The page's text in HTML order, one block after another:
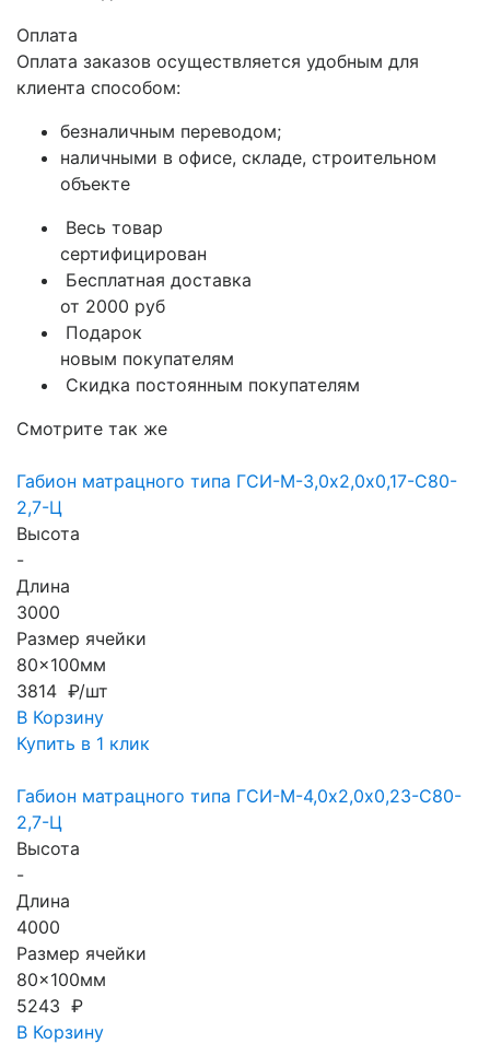
Оплата
Оплата заказов осуществляется удобным для
клиента способом:
безналичным переводом;
наличными в офисе, складе, строительном
объекте
Весь товар
сертифицирован
Бесплатная доставка
от 2000 руб
Подарок
новым покупателям
Скидка постоянным покупателям
Смотрите так же
Габион матрацного типа ГCИ-М-3,0х2,0х0,17-С80-
2,7-Ц
Высота
-
Длина
3000
Размер ячейки
80x100мм
3814 ₽/шт
В Корзину
Купить в 1 клик
Габион матрацного типа ГCИ-М-4,0х2,0х0,23-С80-
2,7-Ц
Высота
-
Длина
4000
Размер ячейки
80x100мм
5243 ₽
В Корзину